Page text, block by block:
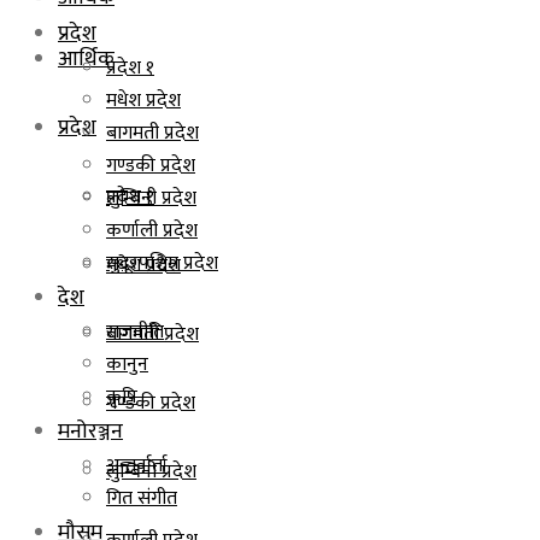
आर्थिक
प्रदेश
प्रदेश १
मधेश प्रदेश
बागमती प्रदेश
गण्डकी प्रदेश
लुम्बिनी प्रदेश
प्रदेश
प्रदेश १
मधेश प्रदेश
बागमती प्रदेश
गण्डकी प्रदेश
लुम्बिनी प्रदेश
कर्णाली प्रदेश
सुदूरपश्चिम प्रदेश
देश
राजनीति
कानुन
कृषि
मनोरञ्जन
अन्तर्वार्ता
गित संगीत
मौसम